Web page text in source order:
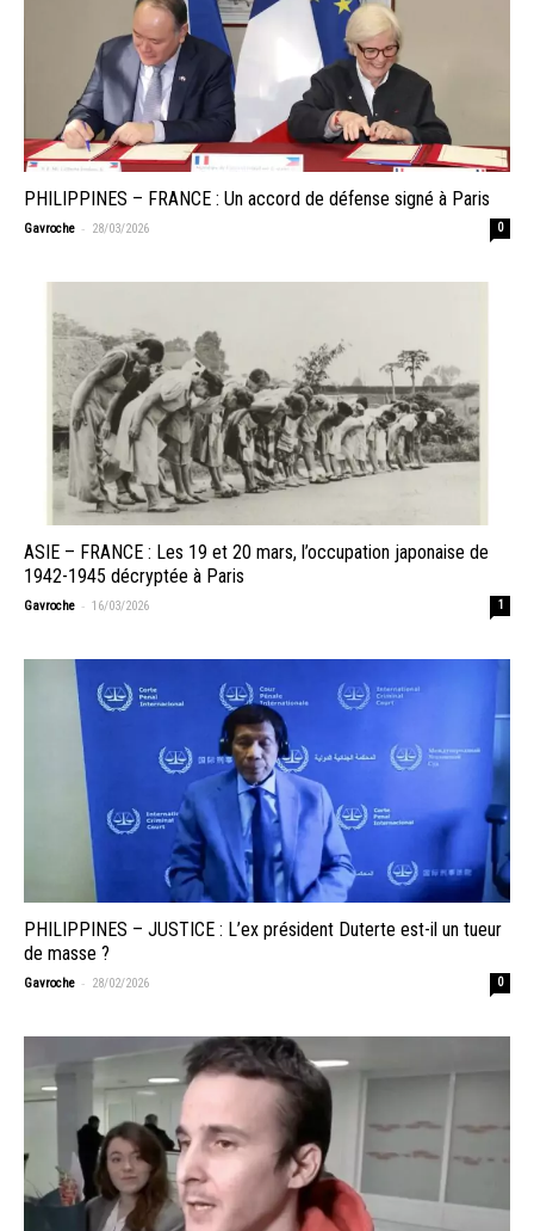
PHILIPPINES – FRANCE : Un accord de défense signé à Paris
Gavroche - 28/03/2026 0
ASIE – FRANCE : Les 19 et 20 mars, l’occupation japonaise de
1942-1945 décryptée à Paris
Gavroche - 16/03/2026 1
PHILIPPINES – JUSTICE : L’ex président Duterte est-il un tueur
de masse ?
Gavroche - 28/02/2026 0